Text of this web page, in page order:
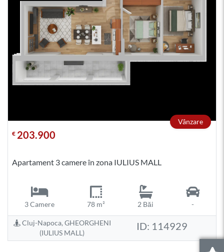
Vânzare
€ 203.900
Apartament 3 camere în zona IULIUS MALL
3 Camere 78 m² 2 Băi -
Cluj-Napoca, GHEORGHENI
(IULIUS MALL)
ID: 114929